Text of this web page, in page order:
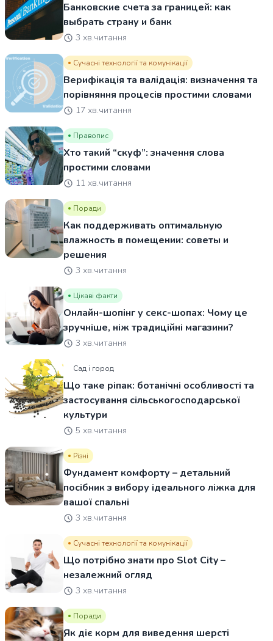
Банковские счета за границей: как
выбрать страну и банк
3 хв.читання
Сучасні технології та комунікації
Верифікація та валідація: визначення та
порівняння процесів простими словами
17 хв.читання
Правопис
Хто такий “скуф”: значення слова
простими словами
11 хв.читання
Поради
Как поддерживать оптимальную
влажность в помещении: советы и
решения
3 хв.читання
Цікаві факти
Онлайн-шопінг у секс-шопах: Чому це
зручніше, ніж традиційні магазини?
3 хв.читання
Сад і город
Що таке ріпак: ботанічні особливості та
застосування сільськогосподарської
культури
5 хв.читання
Різні
Фундамент комфорту – детальний
посібник з вибору ідеального ліжка для
вашої спальні
3 хв.читання
Сучасні технології та комунікації
Що потрібно знати про Slot City –
незалежний огляд
3 хв.читання
Поради
Як діє корм для виведення шерсті